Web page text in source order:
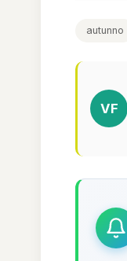
autunno
VF